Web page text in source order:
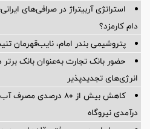
استراتژی آربیتراژ در صرافی‌های
دام کارمزد؟
پتروشیمی بندر امام، نایب‌قهرمان
حضور بانک تجارت به‌عنوان بانک
انرژی‌های تجدیدپذیر
کاهش بیش از ۸۰
درآمدی نیروگاه